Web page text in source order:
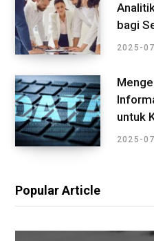
bagi
2025-
untuk
2025-
Popular Article